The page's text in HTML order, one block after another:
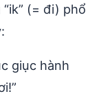
(= đi) phổ
giục hành